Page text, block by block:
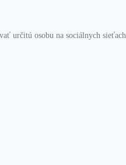
určitú osobu na sociálnych sieťach.